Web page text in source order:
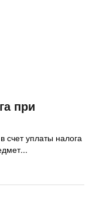
при
счет уплаты налога